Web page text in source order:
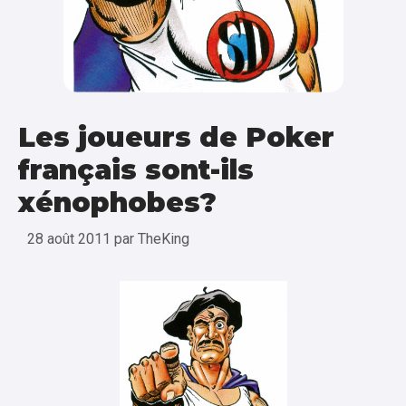
Les joueurs de Poker
français sont-ils
xénophobes?
28 août 2011 par TheKing